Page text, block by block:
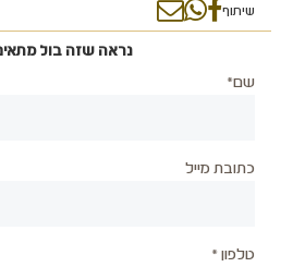
שיתוף
נראה שזה בול
שם*
כתובת מייל
טלפון *